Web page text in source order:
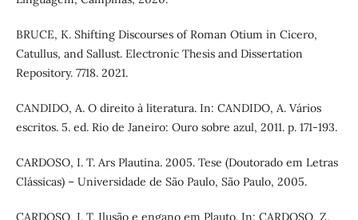
BRUCE, K. Shifting Discourses of Roman Otium in Cicero,
Catullus, and Sallust. Electronic Thesis and Dissertation
Repository. 7718. 2021.
CANDIDO, A. O direito à literatura. In: CANDIDO, A. Vários
escritos. 5. ed. Rio de Janeiro: Ouro sobre azul, 2011. p. 171-193.
CARDOSO, I. T. Ars Plautina. 2005. Tese (Doutorado em Letras
Clássicas) – Universidade de São Paulo, São Paulo, 2005.
CARDOSO, I. T. Ilusão e engano em Plauto. In: CARDOSO, Z.